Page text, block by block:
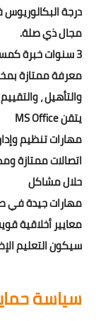
درجة البكالوريوس
مجال ذي صلة.
3 سنوات خبرة كمسؤول موارد بشرية أو دور موارد بشرية مماثل
معرفة ممتازة
والتأهيل ،
يتقن MS Office
مهارات تنظيم
اتصالات ممتازة
حلال مشاكل
مهارات جيدة في
معايير أخلاقية
سيكون التعليم
سياسة